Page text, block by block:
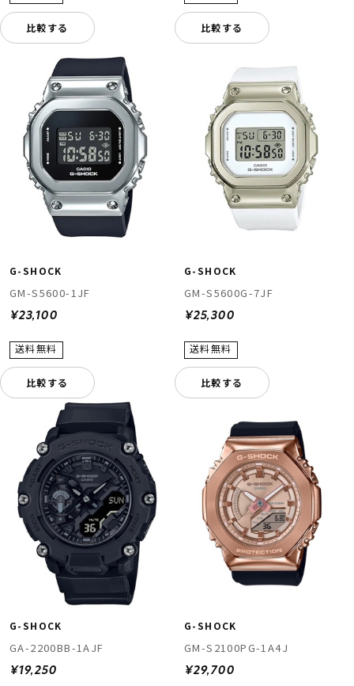
比較する 比較する
G-SHOCK
GM-S5600-1JF
¥23,100
比較する
G-SHOCK
GM-S5600G-7JF
¥25,300
比較する
G-SHOCK
GA-2200BB-1AJF
¥19,250
G-SHOCK
GM-S2100PG-1A4J
¥29,700